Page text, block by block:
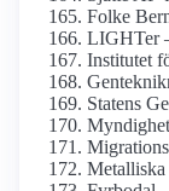
Folke
LIGHTer
Institutet
Statens
Metalliska